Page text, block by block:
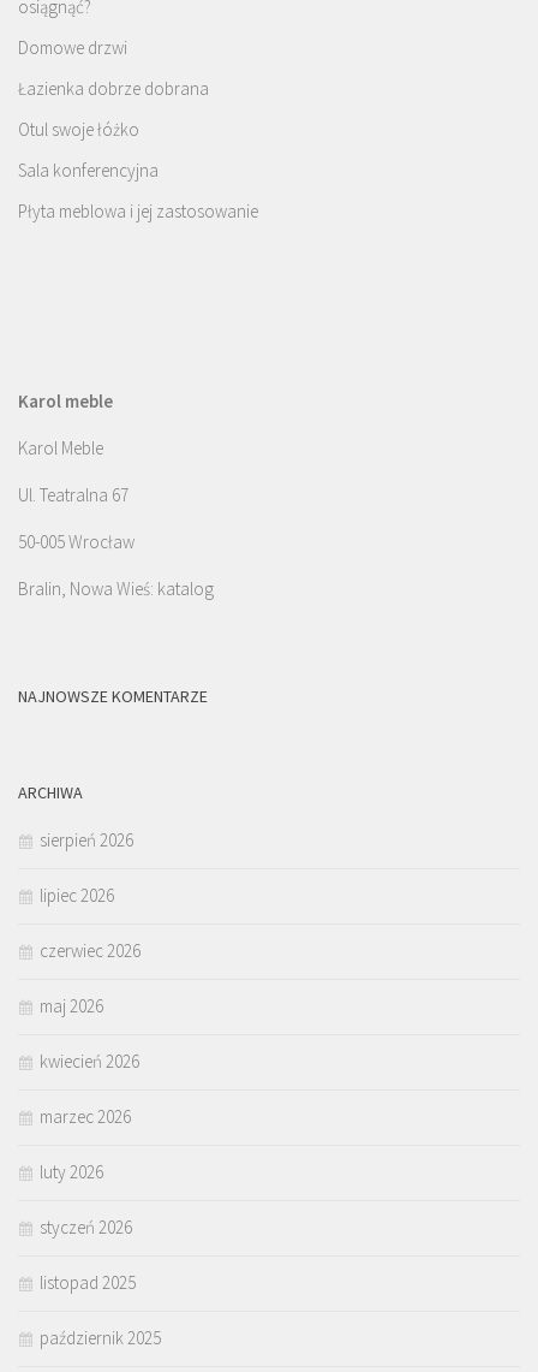
osiągnąć?
Domowe drzwi
Łazienka dobrze dobrana
Otul swoje łóżko
Sala konferencyjna
Płyta meblowa i jej zastosowanie
Karol meble
Karol Meble
Ul. Teatralna 67
50-005 Wrocław
Bralin, Nowa Wieś: katalog
NAJNOWSZE KOMENTARZE
ARCHIWA
sierpień 2026
lipiec 2026
czerwiec 2026
maj 2026
kwiecień 2026
marzec 2026
luty 2026
styczeń 2026
listopad 2025
październik 2025